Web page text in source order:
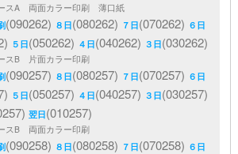
スA 両面カラー印刷 薄口紙
(090262) ８日(080262) ７日(070262) ６日
５日(050262) ４日(040262) ３日(030262)
スB 片面カラー印刷
(090257) ８日(080257) ７日(070257) ６日
５日(050257) ４日(040257) ３日(030257)
翌日(010257)
スB 両面カラー印刷
(090258) ８日(080258) ７日(070258) ６日